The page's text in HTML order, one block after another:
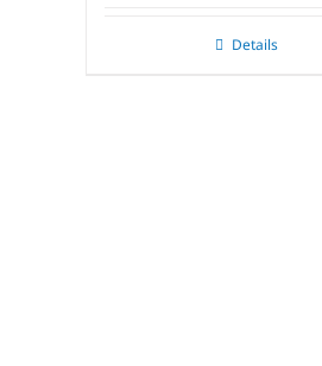
Details